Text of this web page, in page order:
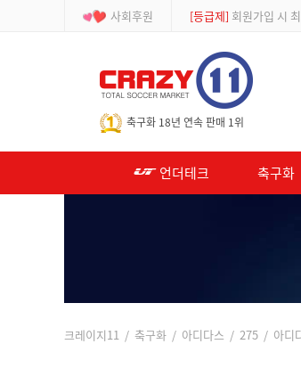
사회후원 [등급제] 회원가입 시
축구화 18년 연속 판매 1위
언더테크 축구화
크레이지11 / 축구화 / 아디다스 / 275 / 아디